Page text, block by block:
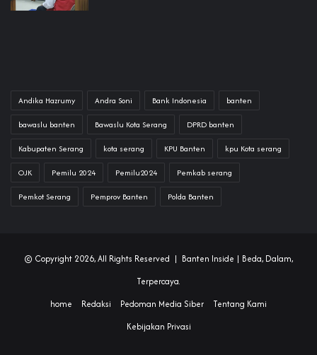
Andika Hazrumy Andra Soni Bank Indonesia banten
bawaslu banten Bawaslu Kota Serang DPRD banten
Kabupaten Serang kota serang KPU Banten kpu Kota serang
OJK Pemilu 2024 Pemilu2024 Pemkab serang
Pemkot Serang Pemprov Banten Polda Banten
© Copyright 2026, All Rights Reserved | Banten Inside | Beda, Dalam,
Terpercaya.
home
Redaksi Pedoman Media Siber
Tentang Kami
Kebijakan Privasi